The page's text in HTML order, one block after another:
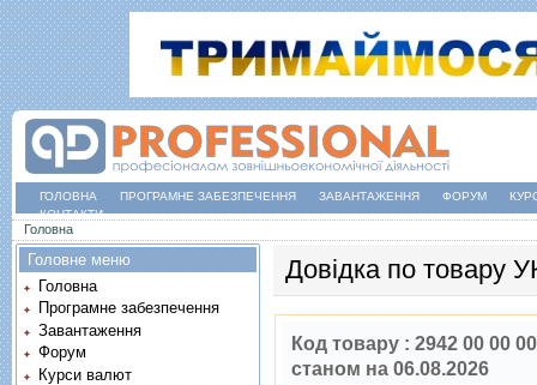
ГОЛОВНА ПРОГРАМНЕ ЗАБЕЗПЕЧЕННЯ ЗАВАНТАЖЕННЯ ФОРУМ
КОНТАКТИ
Ви є тут
Головна
Довідка по товару
Код товару : 2942 00 00 00
станом на 06.08.2026
Головне меню
Головна
Програмне забезпечення
Завантаження
Форум
Курси валют